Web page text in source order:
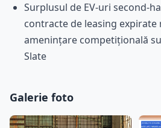
Surplusul de EV-uri second-
contracte de leasing expirate
amenințare competițională
Slate
Galerie foto